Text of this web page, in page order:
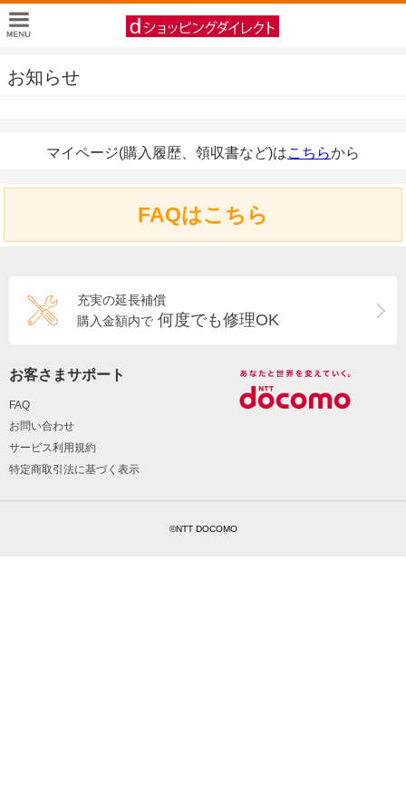
お知らせ
マイページ(購入履歴、領収書など)はこちらから
FAQはこちら
充実の延長補償
購入金額内で 何度でも修理OK
お客さまサポート
FAQ
お問い合わせ
サービス利用規約
特定商取引法に基づく表示
©NTT DOCOMO